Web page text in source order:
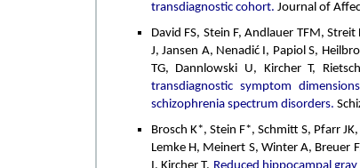
transdiagnostic cohort. Journal of
David FS, Stein F, Andlauer TFM,
J, Jansen A, Nenadić I, Papiol S,
TG, Dannlowski U, Kircher T,
transdiagnostic symptom
schizophrenia spectrum disorders.
Brosch K*, Stein F*, Schmitt S, Pfarr
Lemke H, Meinert S, Winter A, Breuer